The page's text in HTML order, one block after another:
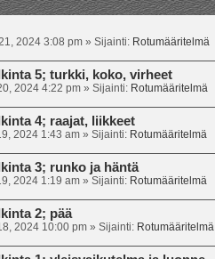
2024 3:08 pm» Sijainti: Rotumääritelmä
5; turkki, koko, virheet
2024 4:22 pm» Sijainti: Rotumääritelmä
4; raajat, liikkeet
2024 1:43 am» Sijainti: Rotumääritelmä
3; runko ja häntä
2024 1:19 am» Sijainti: Rotumääritelmä
2; pää
2024 10:00 pm» Sijainti: Rotumääritelmä